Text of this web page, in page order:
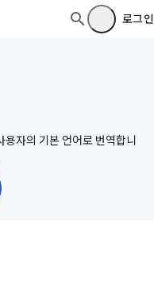
로그인
자의 기본 언어로 번역합니